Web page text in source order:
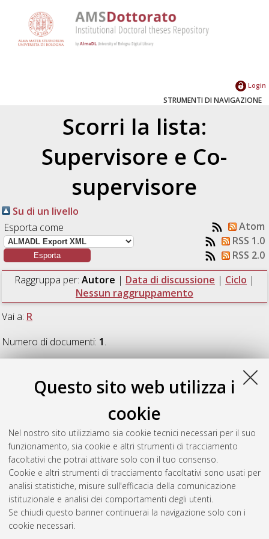
Questo sito web utilizza i
cookie
Nel nostro sito utilizziamo sia cookie tecnici necessari per il suo
funzionamento, sia cookie e altri strumenti di tracciamento
facoltativi che potrai attivare solo con il tuo consenso.
Cookie e altri strumenti di tracciamento facoltativi sono usati per
analisi statistiche, misure sull'efficacia della comunicazione
istituzionale e analisi dei comportamenti degli utenti.
Se chiudi questo banner continuerai la navigazione solo con i
cookie necessari.
Login
STRUMENTI DI NAVIGAZIONE
Scorri la lista:
Supervisore e Co-
supervisore
Su di un livello
Esporta come
Atom
RSS 1.0
RSS 2.0
Raggruppa per: Autore | Data di discussione | Ciclo |
Nessun raggruppamento
Vai a: R
Numero di documenti: 1.
(2024)Libertà di espressione e calunnie e
offese contro il Re di Spagna, [Dissertation thesis], Alma Mater
Studiorum Università di Bologna. Dottorato di ricerca in
Scienze giuridiche, 36 Ciclo.
Questa lista e' stata generata il Wed Aug 5 20:43:37 2026
Atom